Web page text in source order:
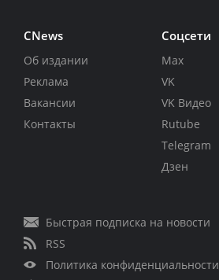
CNews
Об издании
Реклама
Вакансии
Контакты
Соцсети
Max
VK
VK Видео
Rutube
Telegram
Дзен
Быстрая подписка на новости
RSS
Политика конфиденциальности